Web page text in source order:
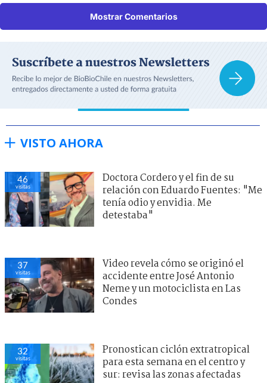
Mostrar Comentarios
VISTO AHORA
46
visitas
Doctora Cordero y el fin de su
relación con Eduardo Fuentes: "Me
tenía odio y envidia. Me
detestaba"
37
visitas
Video revela cómo se originó el
accidente entre José Antonio
Neme y un motociclista en Las
Condes
32
visitas
Pronostican ciclón extratropical
para esta semana en el centro y
sur: revisa las zonas afectadas